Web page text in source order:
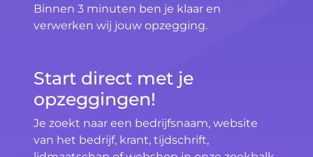
Binnen 3 minuten ben je klaar en
verwerken wij jouw opzegging.
Start direct met je
opzeggingen!
Je zoekt naar een bedrijfsnaam, website
van het bedrijf, krant, tijdschrift,